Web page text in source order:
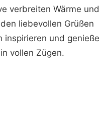
verbreiten Wärme und
liebevollen Grüßen
inspirieren und genieße
vollen Zügen.